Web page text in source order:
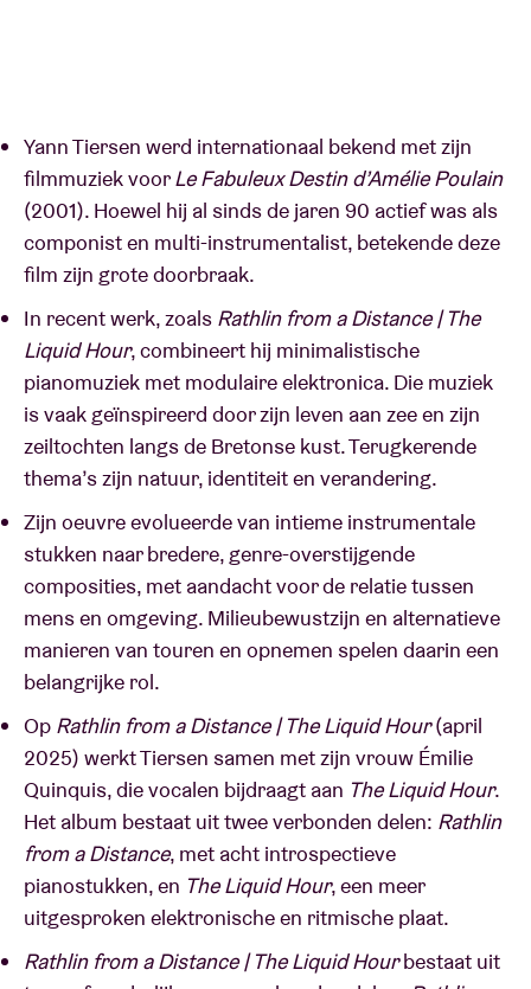
Yann Tiersen werd internationaal bekend met zijn
filmmuziek voorLe Fabuleux Destin d’Amélie Poulain
(2001). Hoewel hij al sinds de jaren 90 actief was als
componist en multi-instrumentalist, betekende deze
film zijn grote doorbraak.
In recent werk, zoals Rathlin from a Distance | The
Liquid Hour, combineert hij minimalistische
pianomuziek met modulaire elektronica. Die muziek
is vaak geïnspireerd door zijn leven aan zee en zijn
zeiltochten langs de Bretonse kust. Terugkerende
thema’s zijn natuur, identiteit en verandering.
Zijn oeuvre evolueerde van intieme instrumentale
stukken naar bredere, genre-overstijgende
composities, met aandacht voor de relatie tussen
mens en omgeving. Milieubewustzijn en alternatieve
manieren van touren en opnemen spelen daarin een
belangrijke rol.
Op Rathlin from a Distance | The Liquid Hour(april
2025) werkt Tiersen samen met zijn vrouw Émilie
Quinquis, die vocalen bijdraagt aan The Liquid Hour.
Het album bestaat uit twee verbonden delen: Rathlin
from a Distance, met acht introspectieve
pianostukken, en The Liquid Hour, een meer
uitgesproken elektronische en ritmische plaat.
Rathlin from a Distance | The Liquid Hourbestaat uit